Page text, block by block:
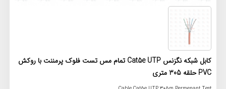
کابل شبکه نگزنس Cat5e UTP تمام مس تست فلوک پرمننت با روکش
PVC حلقه 305 متری